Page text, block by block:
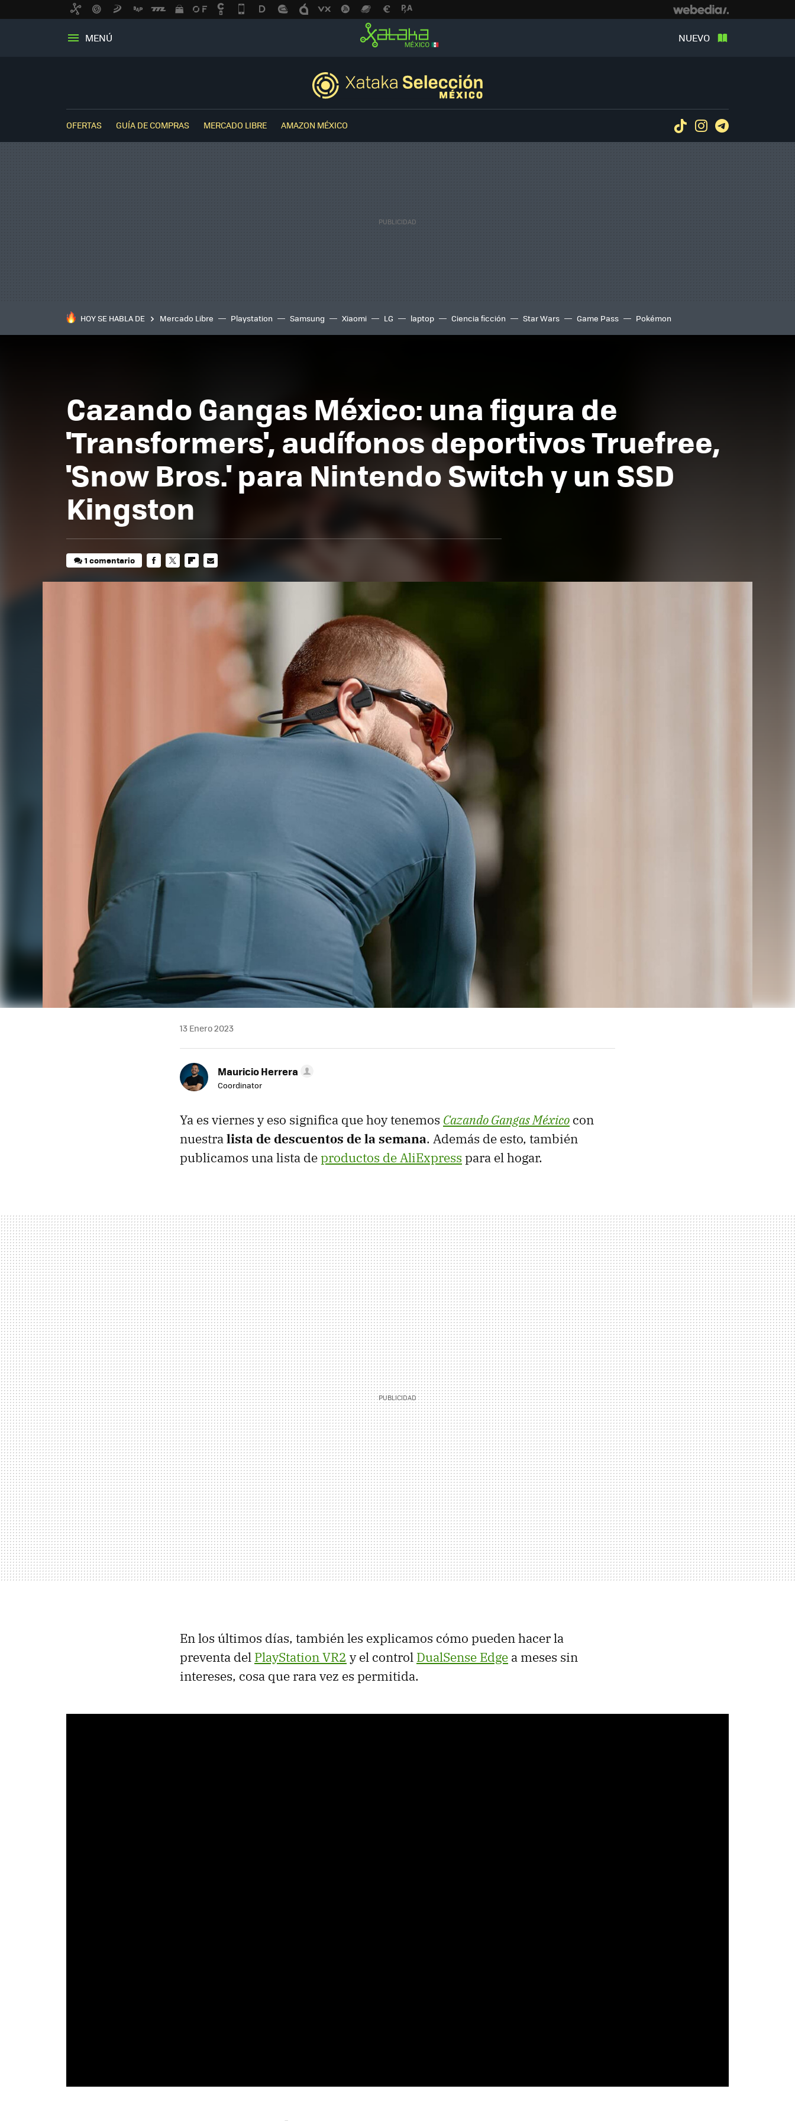
MENÚ NUEVO
OFERTAS GUÍA DE COMPRAS MERCADO LIBRE AMAZON MÉXICO TiktokInstagram
HOY SE HABLA DE Mercado Libre Playstation Samsung Xiaomi LG laptop Ciencia ficción Star Wars Game Pass Pokémon
Cazando Gangas México: una figura de
'Transformers', audífonos deportivos Truefree,
'Snow Bros.' para Nintendo Switch y un SSD
Kingston
1 comentario
13 Enero 2023
Mauricio Herrera
Coordinator
Ya es viernes y eso significa que hoy tenemos Cazando Gangas México con
nuestralista de descuentos de la semana. Además de esto, también
publicamos una lista deproductos de AliExpress para el hogar.
En los últimos días, también les explicamos cómo pueden hacer la
preventa del PlayStation VR2 y el control DualSense Edge a meses sin
intereses, cosa que rara vez es permitida.